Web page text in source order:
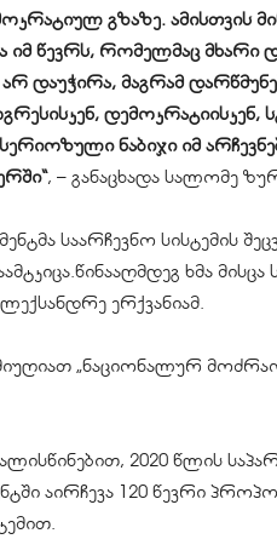
გზაზე. ამისთვის
იმ წევრს, რომელმაც მხარი
დაუჭირა, მაგრამ
ნაბიჯი იმ
, – განაცხადა სალომე
საარჩევნო სისტემის
ხმა მისცა
ერქვანიამ.
„ნაციონალურ
2020 წლის
აირჩევა 120 წევრი